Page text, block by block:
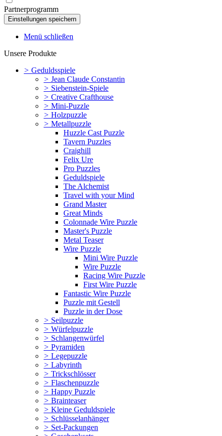
Partnerprogramm
Menü schließen
Unsere Produkte
> Geduldsspiele
> Jean Claude Constantin
> Siebenstein-Spiele
> Creative Crafthouse
> Mini-Puzzle
> Holzpuzzle
> Metallpuzzle
Huzzle Cast Puzzle
Tavern Puzzles
Craighill
Felix Ure
Pro Puzzles
Geduldspiele
The Alchemist
Travel with your Mind
Grand Master
Great Minds
Colonnade Wire Puzzle
Master's Puzzle
Metal Teaser
Wire Puzzle
Mini Wire Puzzle
Wire Puzzle
Racing Wire Puzzle
First Wire Puzzle
Fantastic Wire Puzzle
Puzzle mit Gestell
Puzzle in der Dose
> Seilpuzzle
> Würfelpuzzle
> Schlangenwürfel
> Pyramiden
> Legepuzzle
> Labyrinth
> Trickschlösser
> Flaschenpuzzle
> Happy Puzzle
> Brainteaser
> Kleine Geduldspiele
> Schlüsselanhänger
> Set-Packungen